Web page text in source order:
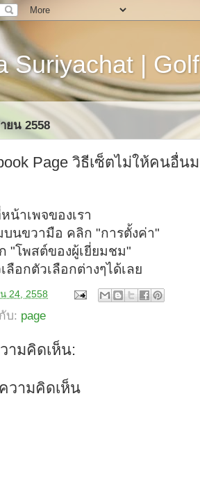
Suriyachat | Golf
ยน 2558
Page วิธีเซ็ตไม่ให้คนอื่น
น้าเพจของเรา
บนขวามือ คลิก "การตั้งค่า"
"โพสต์ของผู้เยี่ยมชม"
ลือกตัวเลือกต่างๆได้เลย
24, 2558
บ: page
ามคิดเห็น:
วามคิดเห็น